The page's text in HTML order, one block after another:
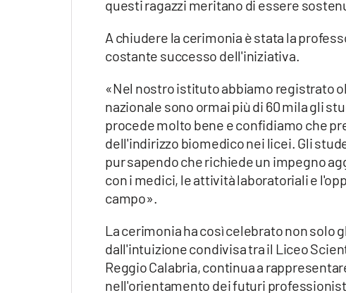
questi ragazzi meritano di essere
A chiudere la cerimonia è stata la
costante successo dell'iniziativa.
«Nel nostro istituto abbiamo registrato
nazionale sono ormai più di 60 mila gli
procede molto bene e confidiamo che
dell'indirizzo biomedico nei licei. Gli
pur sapendo che richiede un impegno
con i medici, le attività laboratoriali e
campo».
La cerimonia ha così celebrato non solo
dall'intuizione condivisa tra il Liceo
Reggio Calabria, continua a
nell'orientamento dei futuri